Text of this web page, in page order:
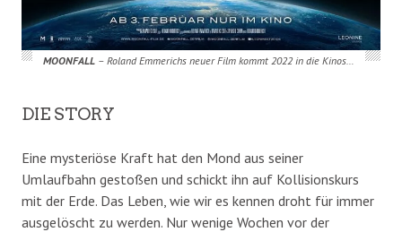
MOONFALL– Roland Emmerichs neuer Film kommt 2022 in die Kinos…
DIE STORY
Eine mysteriöse Kraft hat den Mond aus seiner
Umlaufbahn gestoßen und schickt ihn auf Kollisionskurs
mit der Erde. Das Leben, wie wir es kennen droht für immer
ausgelöscht zu werden. Nur wenige Wochen vor der